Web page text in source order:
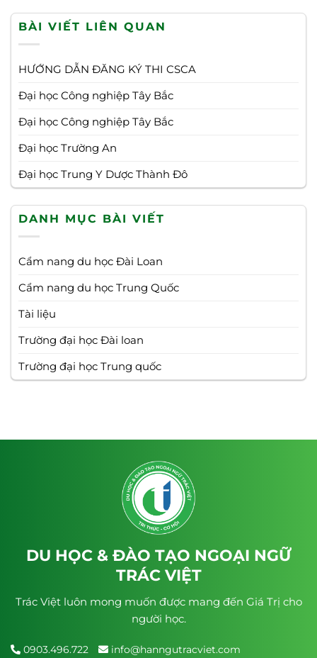
BÀI VIẾT LIÊN QUAN
HƯỚNG DẪN ĐĂNG KÝ THI CSCA
Đại học Công nghiệp Tây Bắc
Đại học Công nghiệp Tây Bắc
Đại học Trường An
Đại học Trung Y Dược Thành Đô
DANH MỤC BÀI VIẾT
Cẩm nang du học Đài Loan
Cẩm nang du học Trung Quốc
Tài liệu
Trường đại học Đài loan
Trường đại học Trung quốc
DU HỌC & ĐÀO TẠO NGOẠI NGỮ
TRÁC VIỆT
Trác Việt luôn mong muốn được mang đến Giá Trị cho
người học.
0903.496.722
info@hanngutracviet.com